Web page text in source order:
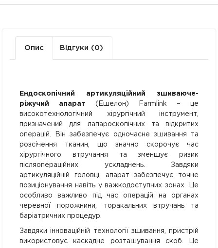
Опис Відгуки (0)
Ендоскопічний артикуляційний зшиваюче-
ріжучий апарат (Ешелон) Farmlink – це
високотехнологічний хірургічний інструмент,
призначений для лапароскопічних та відкритих
операцій. Він забезпечує одночасне зшивання та
розсічення тканин, що значно скорочує час
хірургічного втручання та зменшує ризик
післяопераційних ускладнень. Завдяки
артикуляційній головці, апарат забезпечує точне
позиціонування навіть у важкодоступних зонах. Це
особливо важливо під час операцій на органах
черевної порожнини, торакальних втручань та
баріатричних процедур.
Завдяки інноваційній технології зшивання, пристрій
використовує каскадне розташування скоб. Це